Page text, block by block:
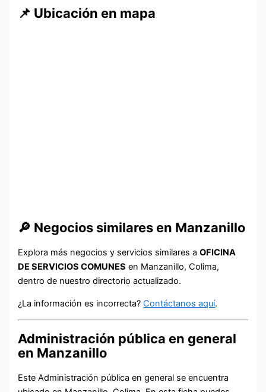
📌 Ubicación en mapa
🔎 Negocios similares en Manzanillo
Explora más negocios y servicios similares aOFICINA
DE SERVICIOS COMUNES en Manzanillo, Colima,
dentro de nuestro directorio actualizado.
¿La información es incorrecta?Contáctanos aquí.
Administración pública en general
en Manzanillo
Este Administración pública en general se encuentra